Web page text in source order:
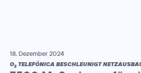
18. Dezember 2024
O2 TELEFÓNICA BESCHLEUNIGT